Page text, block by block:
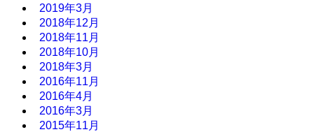
2019年3月
2018年12月
2018年11月
2018年10月
2018年3月
2016年11月
2016年4月
2016年3月
2015年11月